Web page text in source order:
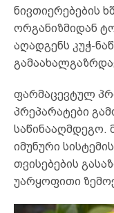
ნივთიერებების
ორგანიზმიდან
აღადგენს კუჭ-
ფარმაცევტულ
პრეპარატები
საწინააღმდეგო.
იმუნური
თვისებების
უარყოფითი